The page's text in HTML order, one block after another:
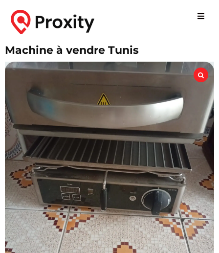
Machine à vendre Tunis